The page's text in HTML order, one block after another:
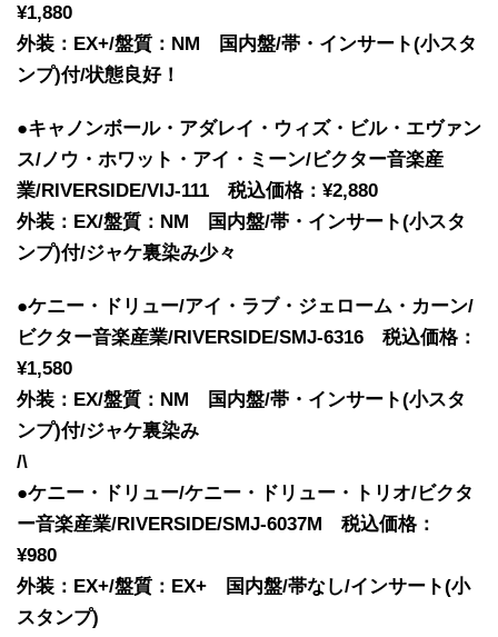
¥1,880
外装：EX+/盤質：NM 国内盤/帯・インサート(小スタ
ンプ)付/状態良好！
●キャノンボール・アダレイ・ウィズ・ビル・エヴァン
ス/ノウ・ホワット・アイ・ミーン/ビクター音楽産
業/RIVERSIDE/VIJ-111 税込価格：¥2,880
外装：EX/盤質：NM 国内盤/帯・インサート(小スタ
ンプ)付/ジャケ裏染み少々
●ケニー・ドリュー/アイ・ラブ・ジェローム・カーン/
ビクター音楽産業/RIVERSIDE/SMJ-6316 税込価格：
¥1,580
外装：EX/盤質：NM 国内盤/帯・インサート(小スタ
ンプ)付/ジャケ裏染み
/\
●ケニー・ドリュー/ケニー・ドリュー・トリオ/ビクタ
ー音楽産業/RIVERSIDE/SMJ-6037M 税込価格：
¥980
外装：EX+/盤質：EX+ 国内盤/帯なし/インサート(小
スタンプ)